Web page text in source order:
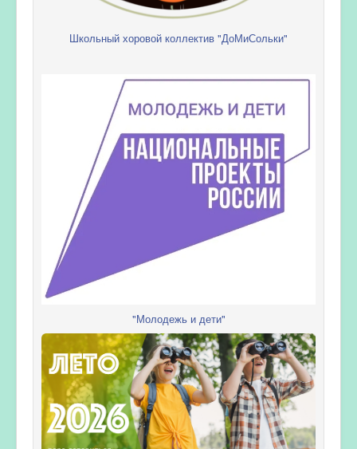
Школьный хоровой коллектив "ДоМиСольки"
"Молодежь и дети"